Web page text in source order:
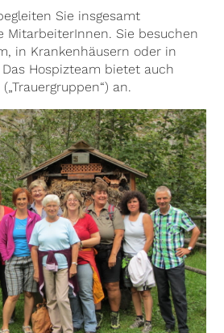
Sie insgesamt
MitarbeiterInnen. Sie besuchen
in Krankenhäusern oder in
Hospizteam bietet auch
an.